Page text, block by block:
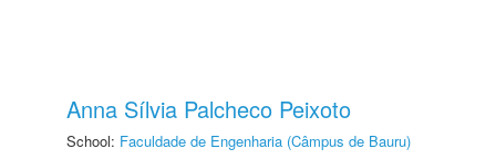
Anna Sílvia Palcheco Peixoto
School: Faculdade de Engenharia (Câmpus de Bauru)